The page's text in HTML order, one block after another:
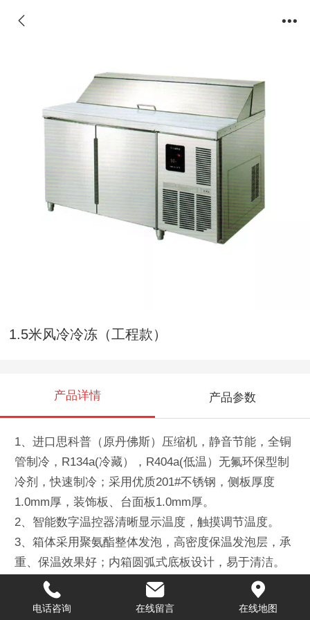
1.5米风冷冷冻（工程款）
产品详情 产品参数
1、进口思科普（原丹佛斯）压缩机，静音节能，全铜
管制冷，R134a(冷藏），R404a(低温）无氟环保型制
冷剂，快速制冷；采用优质201#不锈钢，侧板厚度
1.0mm厚，装饰板、台面板1.0mm厚。
2、智能数字温控器清晰显示温度，触摸调节温度。
3、箱体采用聚氨酯整体发泡，高密度保温发泡层，承
重、保温效果好；内箱圆弧式底板设计，易于清洁。
4、自动回归门，有效防止冷气流失；圆弧式门内胆设
计，易于清洁。
电话咨询 在线留言 在线地图